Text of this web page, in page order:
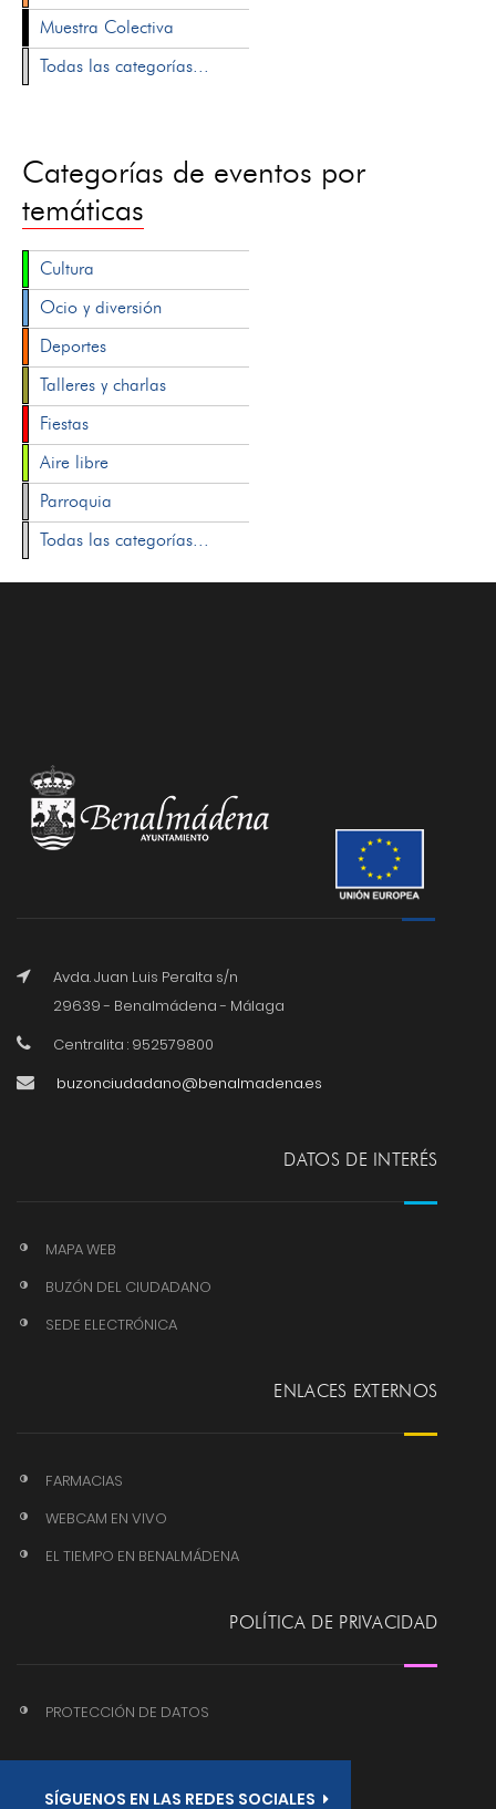
Muestra Colectiva
Todas las categorías...
Categorías de eventos por
temáticas
Cultura
Ocio y diversión
Deportes
Talleres y charlas
Fiestas
Aire libre
Parroquia
Todas las categorías...
Avda. Juan Luis Peralta s/n
29639 - Benalmádena - Málaga
Centralita : 952579800
buzonciudadano@benalmadena.es
DATOS DE INTERÉS
MAPA WEB
BUZÓN DEL CIUDADANO
SEDE ELECTRÓNICA
ENLACES EXTERNOS
FARMACIAS
WEBCAM EN VIVO
EL TIEMPO EN BENALMÁDENA
POLÍTICA DE PRIVACIDAD
PROTECCIÓN DE DATOS
SÍGUENOS EN LAS REDES SOCIALES